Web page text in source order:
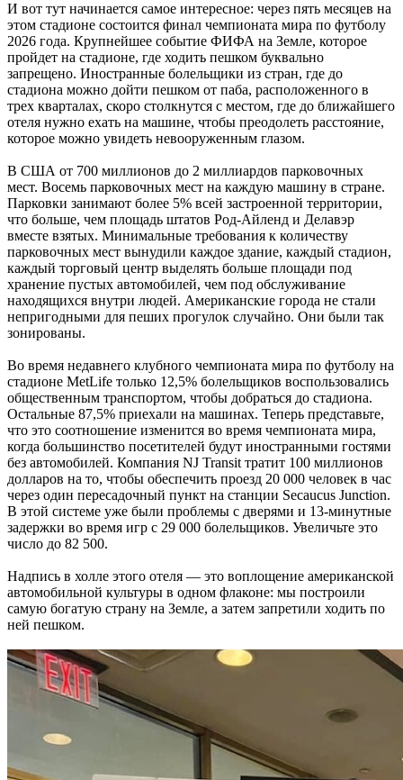
И вот тут начинается самое интересное: через пять месяцев на
этом стадионе состоится финал чемпионата мира по футболу
2026 года. Крупнейшее событие ФИФА на Земле, которое
пройдет на стадионе, где ходить пешком буквально
запрещено. Иностранные болельщики из стран, где до
стадиона можно дойти пешком от паба, расположенного в
трех кварталах, скоро столкнутся с местом, где до ближайшего
отеля нужно ехать на машине, чтобы преодолеть расстояние,
которое можно увидеть невооруженным глазом.
В США от 700 миллионов до 2 миллиардов парковочных
мест. Восемь парковочных мест на каждую машину в стране.
Парковки занимают более 5% всей застроенной территории,
что больше, чем площадь штатов Род-Айленд и Делавэр
вместе взятых. Минимальные требования к количеству
парковочных мест вынудили каждое здание, каждый стадион,
каждый торговый центр выделять больше площади под
хранение пустых автомобилей, чем под обслуживание
находящихся внутри людей. Американские города не стали
непригодными для пеших прогулок случайно. Они были так
зонированы.
Во время недавнего клубного чемпионата мира по футболу на
стадионе MetLife только 12,5% болельщиков воспользовались
общественным транспортом, чтобы добраться до стадиона.
Остальные 87,5% приехали на машинах. Теперь представьте,
что это соотношение изменится во время чемпионата мира,
когда большинство посетителей будут иностранными гостями
без автомобилей. Компания NJ Transit тратит 100 миллионов
долларов на то, чтобы обеспечить проезд 20 000 человек в час
через один пересадочный пункт на станции Secaucus Junction.
В этой системе уже были проблемы с дверями и 13-минутные
задержки во время игр с 29 000 болельщиков. Увеличьте это
число до 82 500.
Надпись в холле этого отеля — это воплощение американской
автомобильной культуры в одном флаконе: мы построили
самую богатую страну на Земле, а затем запретили ходить по
ней пешком.